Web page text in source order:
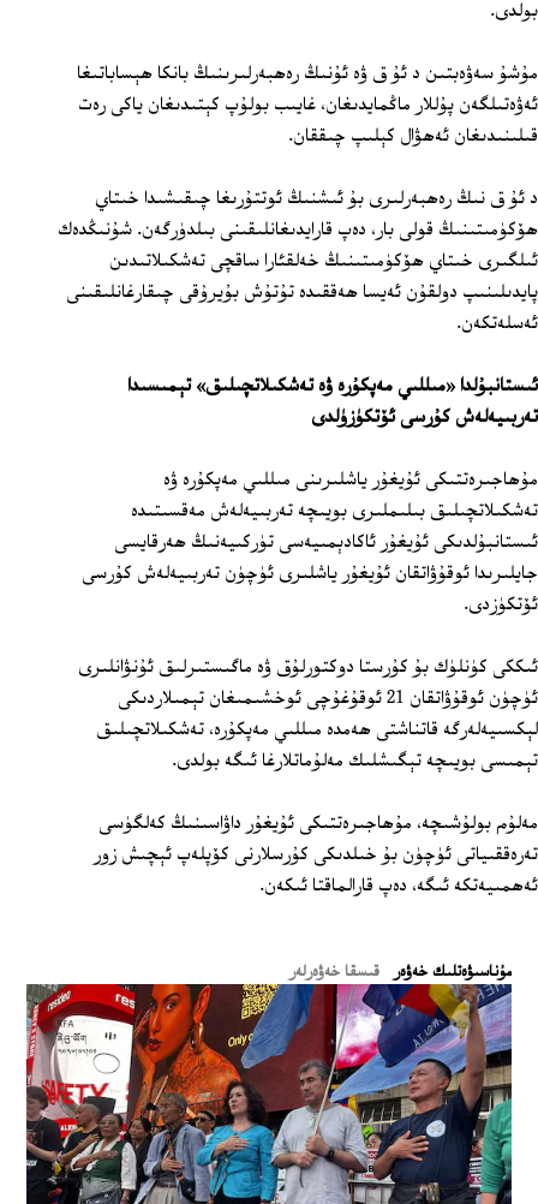
بولدى.
مۇشۇ سەۋەبتىن د ئۇ ق ۋە ئۇنىڭ رەھبەرلىرىنىڭ بانكا ھېساباتىغا
ئەۋەتىلگەن پۇللار ماڭمايدىغان، غايىب بولۇپ كېتىدىغان ياكى رەت
قىلىنىدىغان ئەھۋال كېلىپ چىققان.
د ئۇ ق نىڭ رەھبەرلىرى بۇ ئىشنىڭ ئوتتۇرىغا چىقىشىدا خىتاي
ھۆكۈمىتىنىڭ قولى بار، دەپ قارايدىغانلىقىنى بىلدۈرگەن. شۇنىڭدەك
ئىلگىرى خىتاي ھۆكۈمىتىنىڭ خەلقئارا ساقچى تەشكىلاتىدىن
پايدىلىنىپ دولقۇن ئەيسا ھەققىدە تۇتۇش بۇيرۇقى چىقارغانلىقىنى
ئەسلەتكەن.
ئىستانبۇلدا «مىللىي مەپكۇرە ۋە تەشكىلاتچىلىق» تېمىسىدا
تەربىيەلەش كۇرسى ئۆتكۈزۈلدى
مۇھاجىرەتتىكى ئۇيغۇر ياشلىرىنى مىللىي مەپكۇرە ۋە
تەشكىلاتچىلىق بىلىملىرى بويىچە تەربىيەلەش مەقسىتىدە
ئىستانبۇلدىكى ئۇيغۇر ئاكادېمىيەسى تۈركىيەنىڭ ھەرقايسى
جايلىرىدا ئوقۇۋاتقان ئۇيغۇر ياشلىرى ئۈچۈن تەربىيەلەش كۇرسى
ئۆتكۈزدى.
ئىككى كۈنلۈك بۇ كۇرستا دوكتورلۇق ۋە ماگىستىرلىق ئۇنۋانلىرى
ئۈچۈن ئوقۇۋاتقان 21 ئوقۇغۇچى ئوخشىمىغان تېمىلاردىكى
لېكسىيەلەرگە قاتناشتى ھەمدە مىللىي مەپكۇرە، تەشكىلاتچىلىق
تېمىسى بويىچە تېگىشلىك مەلۇماتلارغا ئىگە بولدى.
مەلۇم بولۇشىچە، مۇھاجىرەتتىكى ئۇيغۇر داۋاسىنىڭ كەلگۈسى
تەرەققىياتى ئۈچۈن بۇ خىلدىكى كۇرسلارنى كۆپلەپ ئېچىش زور
ئەھمىيەتكە ئىگە، دەپ قارالماقتا ئىكەن.
ﻣﯘﻧﺎﺳﯩﯟﻩﺗﻠﯩﻚ ﺧﻪﯞﻩﺭ قىسقا خەۋەرلەر